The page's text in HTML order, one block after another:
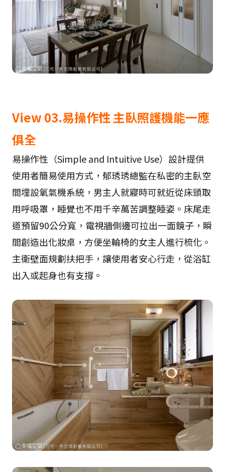
View 03.易操作性 主臥照護機能一應
俱全
易操作性（Simple and Intuitive Use）設計提供
使用者簡易使用方式，郁琇琇總監在私密的主臥空
間埋設氧氣機系統，男主人就寢時可就近從床頭取
用呼吸罩，睡覺也不用千辛萬苦調整睡姿。床尾走
道預留90公分寬，電視牆側邊可拉出一面鏡子，瞬
間創造出化妝桌，方便坐輪椅的女主人進行梳化。
主衛壁面規劃扶把手，讓使用者安心行走，從浴缸
出入或起身也有支撐。